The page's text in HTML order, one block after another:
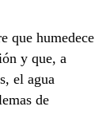
que humedece
y que, a
el agua
de